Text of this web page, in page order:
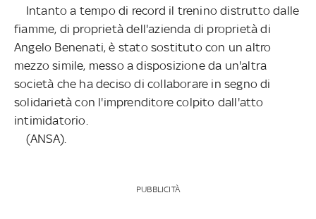
Intanto a tempo di record il trenino distrutto dalle
fiamme, di proprietà dell'azienda di proprietà di
Angelo Benenati, è stato sostituto con un altro
mezzo simile, messo a disposizione da un'altra
società che ha deciso di collaborare in segno di
solidarietà con l'imprenditore colpito dall'atto
intimidatorio.
(ANSA).
PUBBLICITÀ